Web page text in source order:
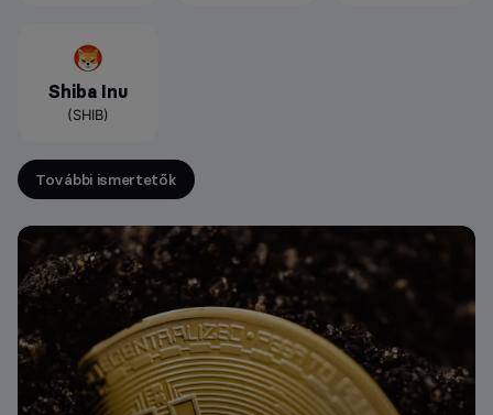
Shiba Inu
(SHIB)
További ismertetők